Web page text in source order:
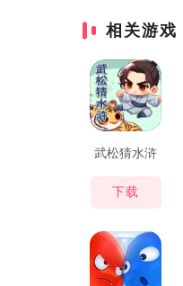
相关游戏
武松猜水浒
下载